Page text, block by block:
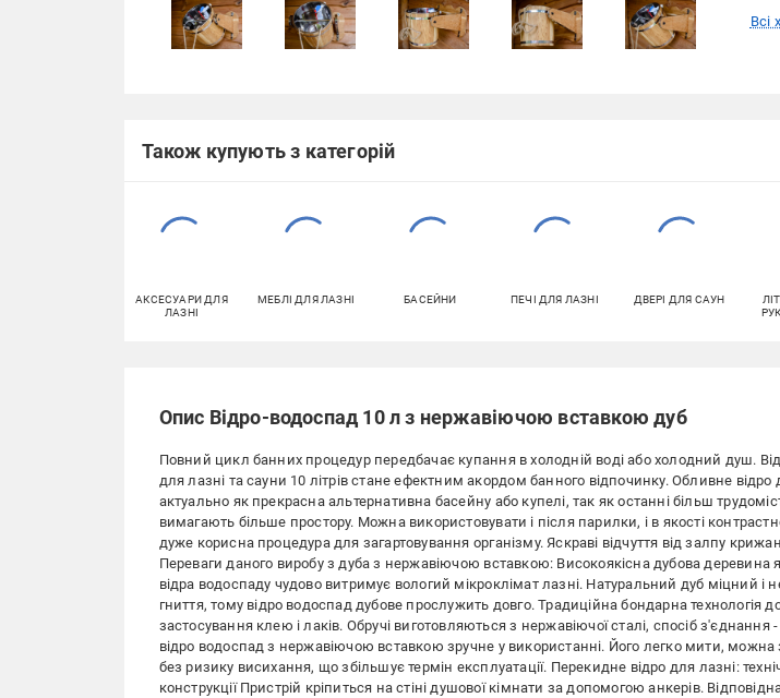
Всі
Також купують з категорій
АКСЕСУАРИ ДЛЯ
ЛАЗНІ
МЕБЛІ ДЛЯ ЛАЗНІ БАСЕЙНИ ПЕЧІ ДЛЯ ЛАЗНІ ДВЕРІ ДЛЯ САУН
Опис Відро-водоспад 10 л з нержавіючою вставкою дуб
Повний цикл банних процедур передбачає купання в холодній воді або холодний душ.
для лазні та сауни 10 літрів стане ефектним акордом банного відпочинку. Обливне відро
актуально як прекрасна альтернативна басейну або купелі, так як останні більш
вимагають більше простору. Можна використовувати і після парилки, і в якості
дуже корисна процедура для загартовування організму. Яскраві відчуття від залпу
Переваги даного виробу з дуба з нержавіючою вставкою: Високоякісна дубова деревина
відра водоспаду чудово витримує вологий мікроклімат лазні. Натуральний дуб міцний і
гниття, тому відро водоспад дубове прослужить довго. Традиційна бондарна технологія
застосування клею і лаків. Обручі виготовляються з нержавіючої сталі, спосіб з'єднання
відро водоспад з нержавіючою вставкою зручне у використанні. Його легко мити, можна
без ризику висихання, що збільшує термін експлуатації. Перекидне відро для лазні:
конструкції Пристрій кріпиться на стіні душової кімнати за допомогою анкерів.